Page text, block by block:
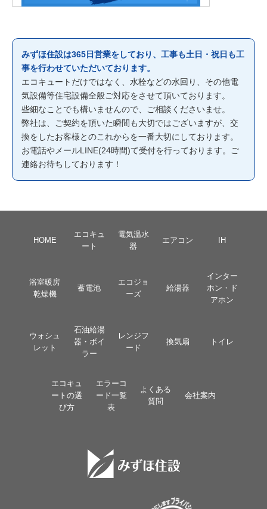
みずほ住設は365日営業をしており、工事も土日・祝日も工
事を行わせていただいております。
エコキュートだけではなく、水栓などの水回り、その他電
気設備等住宅設備全般ご対応をさせて頂いております。
些細なことでも構いませんので、ご相談くださいませ。
弊社は、ご契約を頂いた瞬間も大切ではございますが、交
換をしたお客様とのこれからを一番大切にしております。
お電話やメールLINE(24時間)て受付を行っております。ご
連絡お待ちしております！
HOME
エコキュ
ート
電気温水
器
エアコン IH
浴室暖房
乾燥機
蓄電池
エコジョ
ーズ
給湯器
インター
ホン・ド
アホン
ウォシュ
レット
石油給湯
器・ボイ
ラー
レンジフ
ード
換気扇 トイレ
エコキュ
ートの選
び方
エラーコ
ード一覧
表
よくある
質問
会社案内